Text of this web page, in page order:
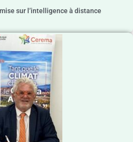
sur l’intelligence à distance